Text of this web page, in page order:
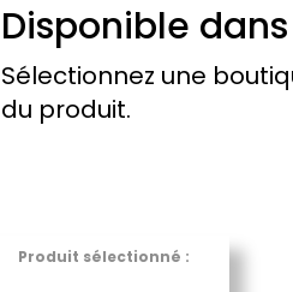
Disponible
Sélectionnez une
du produit.
Produit sélectionné :